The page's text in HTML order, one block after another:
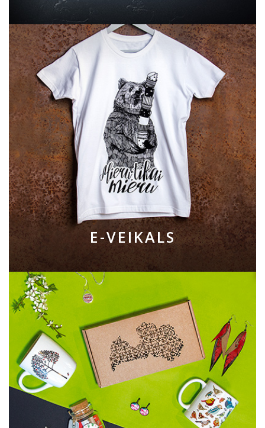
E-VEIKALS